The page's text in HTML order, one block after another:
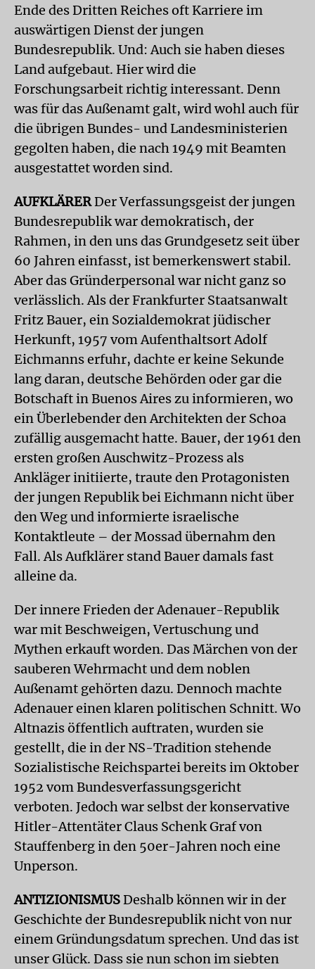
Ende des Dritten Reiches oft Karriere im
auswärtigen Dienst der jungen
Bundesrepublik. Und: Auch sie haben dieses
Land aufgebaut. Hier wird die
Forschungsarbeit richtig interessant. Denn
was für das Außenamt galt, wird wohl auch für
die übrigen Bundes- und Landesministerien
gegolten haben, die nach 1949 mit Beamten
ausgestattet worden sind.
AUFKLÄRERDer Verfassungsgeist der jungen
Bundesrepublik war demokratisch, der
Rahmen, in den uns das Grundgesetz seit über
60 Jahren einfasst, ist bemerkenswert stabil.
Aber das Gründerpersonal war nicht ganz so
verlässlich. Als der Frankfurter Staatsanwalt
Fritz Bauer, ein Sozialdemokrat jüdischer
Herkunft, 1957 vom Aufenthaltsort Adolf
Eichmanns erfuhr, dachte er keine Sekunde
lang daran, deutsche Behörden oder gar die
Botschaft in Buenos Aires zu informieren, wo
ein Überlebender den Architekten der Schoa
zufällig ausgemacht hatte. Bauer, der 1961 den
ersten großen Auschwitz-Prozess als
Ankläger initiierte, traute den Protagonisten
der jungen Republik bei Eichmann nicht über
den Weg und informierte israelische
Kontaktleute – der Mossad übernahm den
Fall. Als Aufklärer stand Bauer damals fast
alleine da.
Der innere Frieden der Adenauer-Republik
war mit Beschweigen, Vertuschung und
Mythen erkauft worden. Das Märchen von der
sauberen Wehrmacht und dem noblen
Außenamt gehörten dazu. Dennoch machte
Adenauer einen klaren politischen Schnitt. Wo
Altnazis öffentlich auftraten, wurden sie
gestellt, die in der NS-Tradition stehende
Sozialistische Reichspartei bereits im Oktober
1952 vom Bundesverfassungsgericht
verboten. Jedoch war selbst der konservative
Hitler-Attentäter Claus Schenk Graf von
Stauffenberg in den 50er-Jahren noch eine
Unperson.
ANTIZIONISMUSDeshalb können wir in der
Geschichte der Bundesrepublik nicht von nur
einem Gründungsdatum sprechen. Und das ist
unser Glück. Dass sie nun schon im siebten